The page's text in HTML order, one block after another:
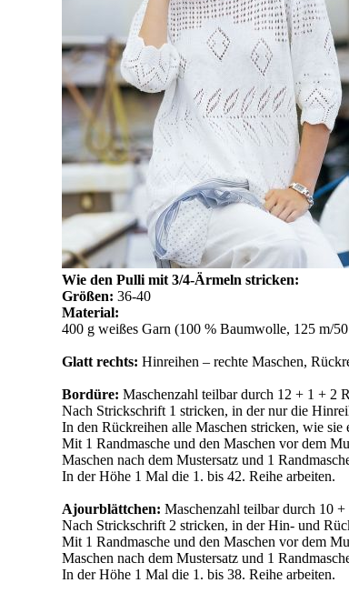
Wie den Pulli mit 3/4-Ärmeln stricken:
Größen: 36-40
Material:
400 g weißes Garn (100 % Baumwolle, 125 m/
Glatt rechts: Hinreihen – rechte Maschen,
Bordüre: Maschenzahl teilbar durch 12 + 1 + 2
Nach Strickschrift 1 stricken, in der nur die
In den Rückreihen alle Maschen stricken, wie
Mit 1 Randmasche und den Maschen vor dem
Maschen nach dem Mustersatz und 1
In der Höhe 1 Mal die 1. bis 42. Reihe arbeiten.
Ajourblättchen: Maschenzahl teilbar durch 10 +
Nach Strickschrift 2 stricken, in der Hin- und
Mit 1 Randmasche und den Maschen vor dem
Maschen nach dem Mustersatz und 1
In der Höhe 1 Mal die 1. bis 38. Reihe arbeiten.